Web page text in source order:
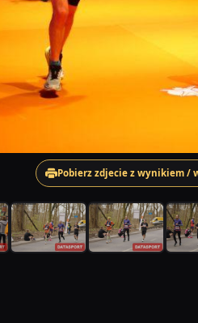
Pobierz zdjecie z wynikiem /